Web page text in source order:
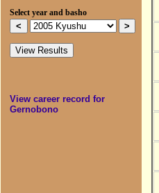
Select year and basho
View career record for
Gernobono